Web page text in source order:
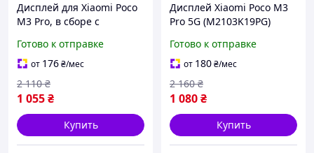
Дисплей для Xiaomi Poco
M3 Pro, в сборе с
корпусе, Original + набор
инструментов
Готово к отправке
от 176₴/мес
1 055₴
2 110 ₴
Купить
Дисплей Xiaomi Poco M3
Pro 5G (M2103K19PG)
(original), экран на
Ксиоми Поко М3 Про
Готово к отправке
от 180₴/мес
1 080₴
2 160 ₴
Купить